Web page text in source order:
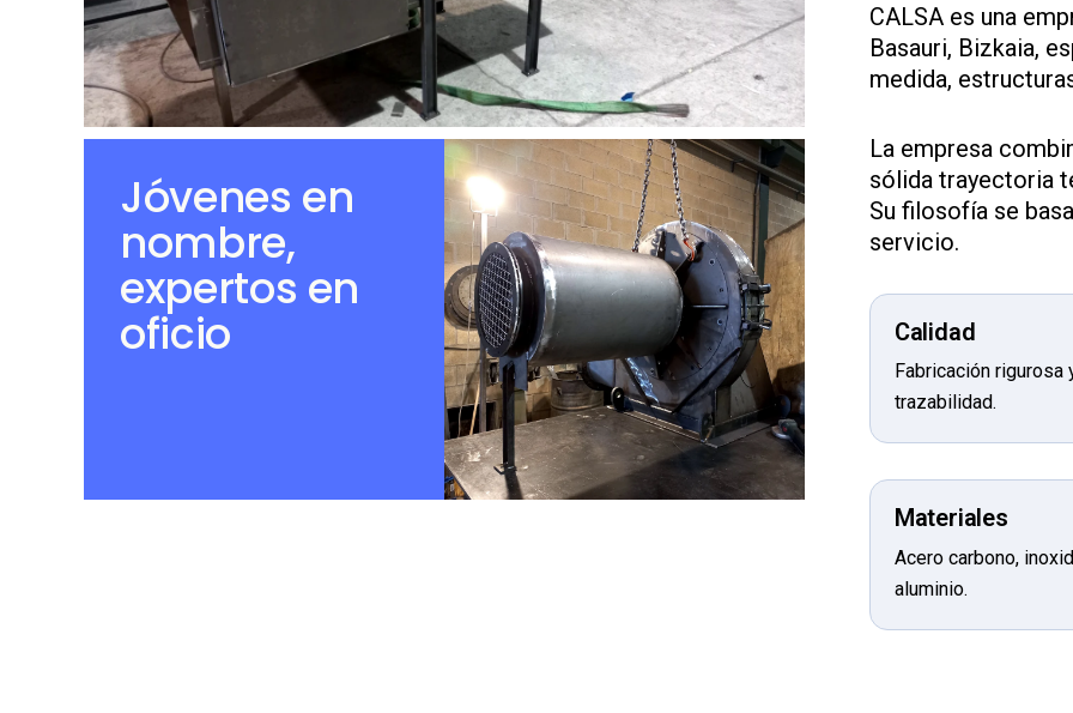
Jóvenes en
nombre,
expertos en
oficio
CALSA es una
Basauri, Bizkaia,
medida,
La empresa
sólida trayectoria
Su filosofía se
servicio.
Calidad
Fabricación rigurosa
trazabilidad.
Materiales
Acero carbono,
aluminio.